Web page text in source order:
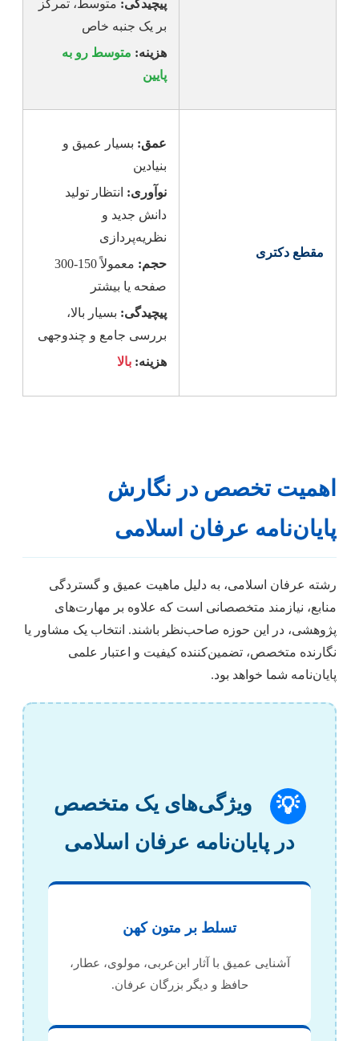
پیچیدگی: متوسط، تمرکز
بر یک جنبه خاص
هزینه: متوسط رو به
پایین
مقطع دکتری
عمق: بسیار عمیق و
بنیادین
نوآوری: انتظار تولید
دانش جدید و
نظریه‌پردازی
حجم:
معمولاً 150-300
صفحه یا بیشتر
پیچیدگی: بسیار بالا،
بررسی جامع و چندوجهی
هزینه: بالا
اهمیت تخصص در نگارش
پایان‌نامه عرفان اسلامی
رشته عرفان اسلامی، به دلیل ماهیت عمیق و گستردگی
منابع، نیازمند متخصصانی است که علاوه بر مهارت‌های
پژوهشی، در این حوزه صاحب‌نظر باشند. انتخاب یک مشاور یا
نگارنده متخصص، تضمین‌کننده کیفیت و اعتبار علمی
پایان‌نامه شما خواهد بود.
💡
ویژگی‌های یک متخصص
در پایان‌نامه عرفان اسلامی
تسلط بر متون کهن
آشنایی عمیق با آثار ابن‌عربی، مولوی، عطار،
حافظ و دیگر بزرگان عرفان.